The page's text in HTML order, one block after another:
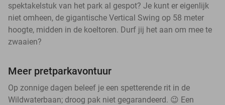
spektakelstuk van het park al gespot? Je kunt er eigenlijk
niet omheen, de gigantische Vertical Swing op 58 meter
hoogte, midden in de koeltoren. Durf jij het aan om mee te
zwaaien?
Meer pretparkavontuur
Op zonnige dagen beleef je een spetterende rit in de
Wildwaterbaan; droog pak niet gegarandeerd. 😉 Een